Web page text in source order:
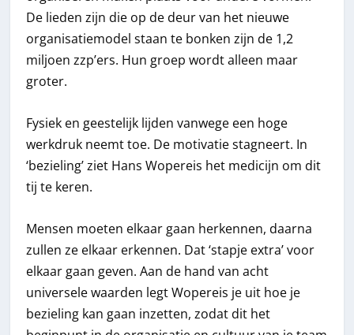
De lieden zijn die op de deur van het nieuwe
organisatiemodel staan te bonken zijn de 1,2
miljoen zzp’ers. Hun groep wordt alleen maar
groter.
Fysiek en geestelijk lijden vanwege een hoge
werkdruk neemt toe. De motivatie stagneert. In
‘bezieling’ ziet Hans Wopereis het medicijn om dit
tij te keren.
Mensen moeten elkaar gaan herkennen, daarna
zullen ze elkaar erkennen. Dat ‘stapje extra’ voor
elkaar gaan geven. Aan de hand van acht
universele waarden legt Wopereis je uit hoe je
bezieling kan gaan inzetten, zodat dit het